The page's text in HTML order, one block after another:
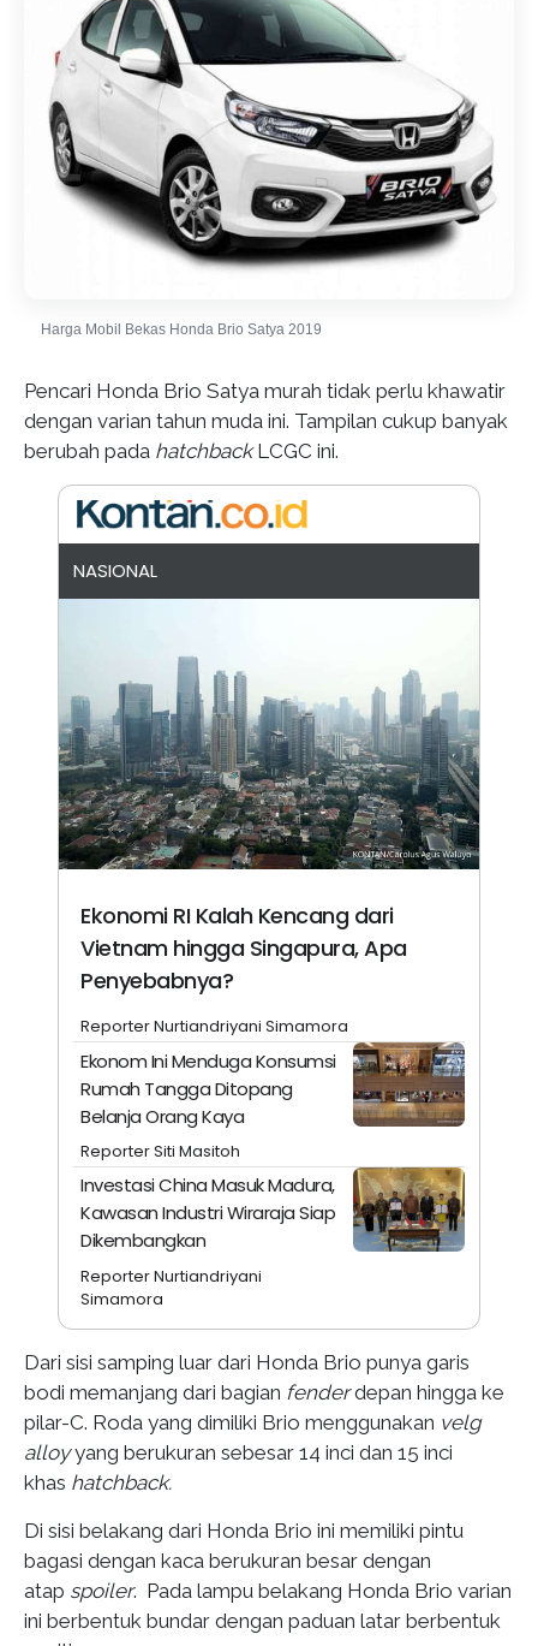
Harga Mobil Bekas Honda Brio Satya 2019
Pencari Honda Brio Satya murah tidak perlu khawatir
dengan varian tahun muda ini. Tampilan cukup banyak
berubah pada hatchbackLCGC ini.
NASIONAL
Ekonomi RI Kalah Kencang dari
Vietnam hingga Singapura, Apa
Penyebabnya?
Reporter Nurtiandriyani Simamora
Ekonom Ini Menduga Konsumsi
Rumah Tangga Ditopang
Belanja Orang Kaya
Reporter Siti Masitoh
Investasi China Masuk Madura,
Kawasan Industri Wiraraja Siap
Dikembangkan
Reporter Nurtiandriyani
Simamora
Dari sisi samping luar dari Honda Brio punya garis
bodi memanjang dari bagian fenderdepan hingga ke
pilar-C. Roda yang dimiliki Brio menggunakan velg
alloyyang berukuran sebesar 14 inci dan 15 inci
khas hatchback.
Di sisi belakang dari Honda Brio ini memiliki pintu
bagasi dengan kaca berukuran besar dengan
atap spoiler. Pada lampu belakang Honda Brio varian
ini berbentuk bundar dengan paduan latar berbentuk